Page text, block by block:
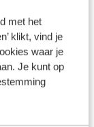
met het
klikt, vind je
waar je
Je kunt op
1,5